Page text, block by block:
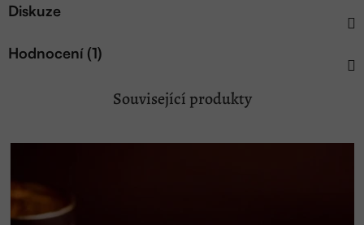
Diskuze
Hodnocení (1)
Související produkty